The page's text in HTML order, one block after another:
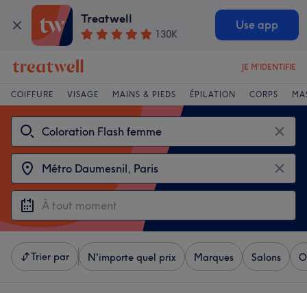
Treatwell
130K
Use app
JE M'IDENTIFIE
COIFFURE VISAGE MAINS & PIEDS ÉPILATION CORPS
Trier par N'importe quel prix Marques Salons